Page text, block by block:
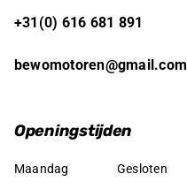
+31(0) 616 681 891
bewomotoren@gmail.com
Openingstijden
Maandag Gesloten